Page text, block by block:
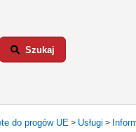
Szukaj
do progów UE > Usługi >